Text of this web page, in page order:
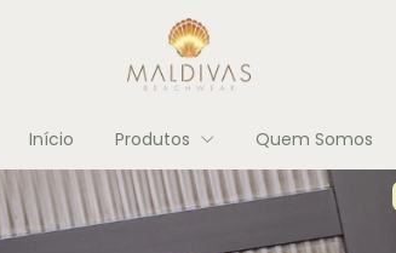
Início Produtos Quem Somos